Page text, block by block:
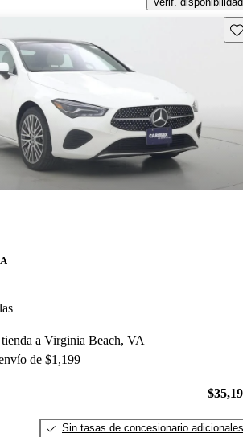
a Virginia Beach, VA
de $1,199
Sin tasas de concesionario adicionales